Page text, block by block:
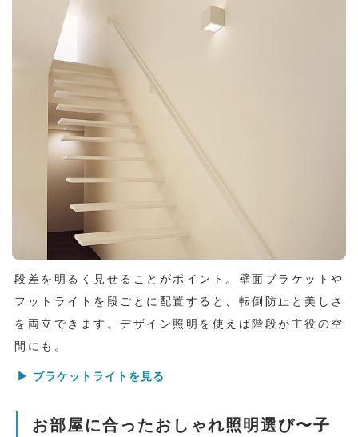
段差を明るく見せることがポイント。壁面ブラケットや
フットライトを段ごとに配置すると、転倒防止と美しさ
を両立できます。デザイン照明を使えば階段が主役の空
間にも。
▶ ブラケットライトを見る
お部屋に合ったおしゃれ照明選び〜子